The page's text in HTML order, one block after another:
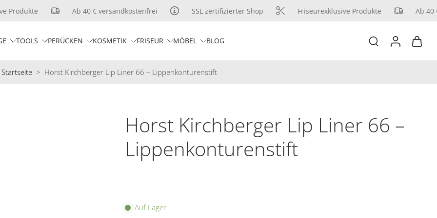
Produkte Ab 40 € versandkostenfrei SSL zertifizierter Shop Friseurexklusive Produkte Ab 40
TOOLS PERÜCKEN KOSMETIK FRISEUR MÖBEL BLOG
Startseite > Horst Kirchberger Lip Liner 66 – Lippenkonturenstift
Horst Kirchberger Lip Liner 66 –
Lippenkonturenstift
Auf Lager